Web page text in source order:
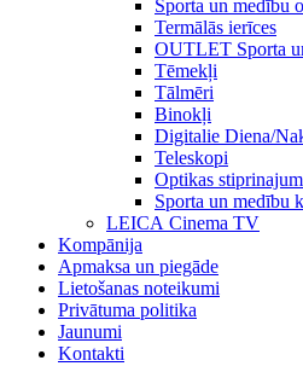
Sporta un medību
Termālās ierīces
OUTLET Sporta
Tēmekļi
Tālmēri
Binokļi
Digitalie Diena/
Teleskopi
Optikas
Sporta un medību
LEICA Cinema TV
Kompānija
Apmaksa un piegāde
Lietošanas noteikumi
Privātuma politika
Jaunumi
Kontakti